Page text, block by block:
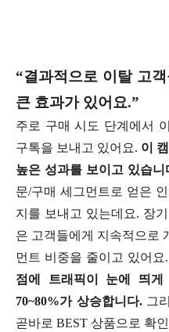
“결과적으로 이탈 고
큰 효과가 있어요.”
주로 구매 시도 단계에서
구톡을 보내고 있어요. 이
높은 성과를 보이고 있습니
문/구매 세그먼트로 얻은
지를 보내고 있는데요. 장
은 고객들에게 지속적으로
먼트 비중을 줄이고 있어요.
점에 트래픽이 눈에 띄
70~80%가 상승합니다.그
곧바로 BEST 상품으로 확